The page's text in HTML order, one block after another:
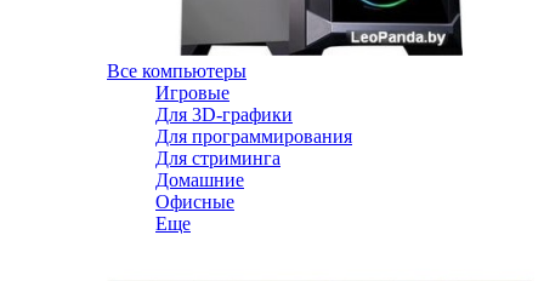
Все компьютеры
Игровые
Для 3D-графики
Для программирования
Для стриминга
Домашние
Офисные
Еще